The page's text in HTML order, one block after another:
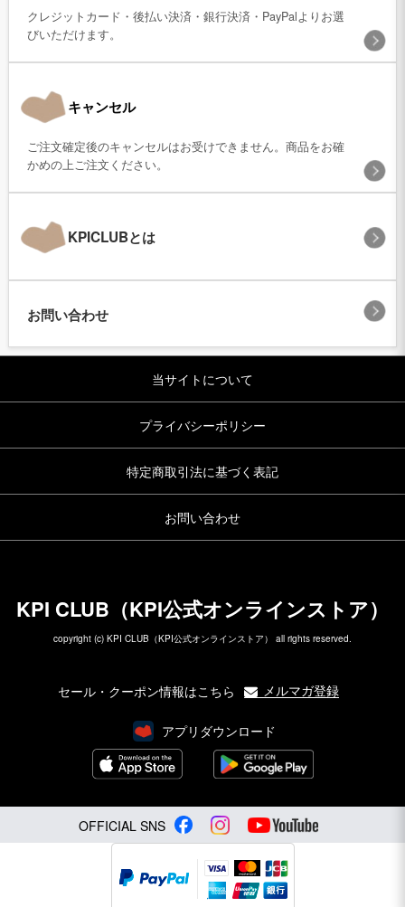
クレジットカード・後払い決済・銀行決済・PayPalよりお選
びいただけます。
キャンセル
ご注文確定後のキャンセルはお受けできません。商品をお確
かめの上ご注文ください。
KPICLUBとは
お問い合わせ
当サイトについて
プライバシーポリシー
特定商取引法に基づく表記
お問い合わせ
KPI CLUB（KPI公式オンラインストア）
copyright (c) KPI CLUB（KPI公式オンラインストア） all rights reserved.
セール・クーポン情報はこちら メルマガ登録
アプリダウンロード
OFFICIAL SNS